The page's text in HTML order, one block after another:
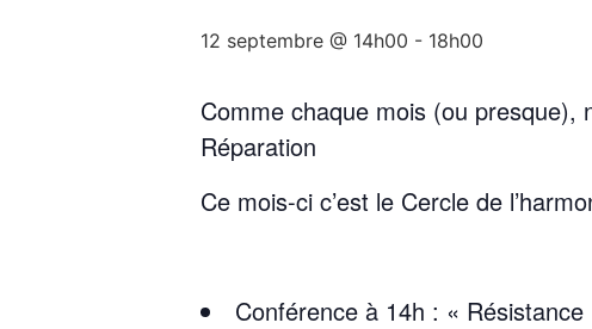
12 septembre @ 14h00 - 18h00
Comme chaque mois (ou
Réparation
Ce mois-ci c’est le Cercle de
Conférence à 14h : «